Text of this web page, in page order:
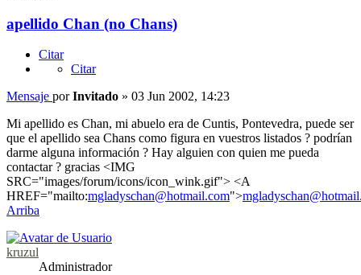
apellido Chan (no Chans)
Citar
Citar
Mensaje porInvitado » 03 Jun 2002, 14:23
Mi apellido es Chan, mi abuelo era de Cuntis, Pontevedra, puede ser
que el apellido sea Chans como figura en vuestros listados ? podrían
darme alguna información ? Hay alguien con quien me pueda
contactar ? gracias <IMG
SRC="images/forum/icons/icon_wink.gif"> <A
HREF="mailto:mgladyschan@hotmail.com">
Arriba
kruzul
Administrador